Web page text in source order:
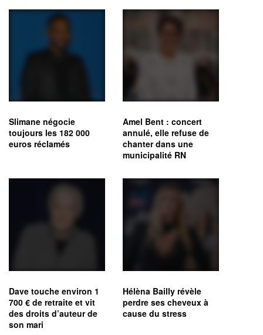
Slimane négocie
toujours les 182 000
euros réclamés
Amel Bent : concert
annulé, elle refuse de
chanter dans une
municipalité RN
Dave touche environ 1
700 € de retraite et vit
des droits d’auteur de
son mari
Hélèna Bailly révèle
perdre ses cheveux à
cause du stress